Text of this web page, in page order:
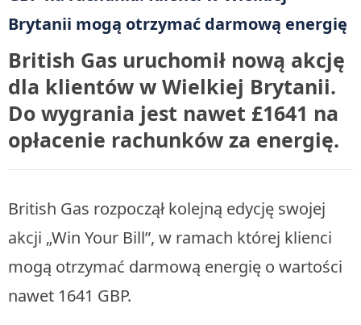
British Gas uruchomił nową akcję
dla klientów w Wielkiej Brytanii.
Do wygrania jest nawet £1641 na
opłacenie rachunków za energię.
British Gas rozpoczął kolejną edycję swojej
akcji „Win Your Bill”, w ramach której klienci
mogą otrzymać darmową energię o wartości
nawet 1641 GBP.